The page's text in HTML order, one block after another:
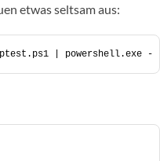
etwas seltsam aus:
| powershell.exe -